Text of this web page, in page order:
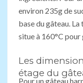
environ 235g de
base du gâteau.
situe à 160°C
Les
étage du
Pour un gâteau